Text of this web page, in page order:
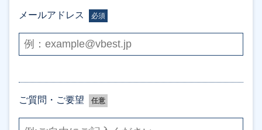
メールアドレス 必須
ご質問・ご要望 任意